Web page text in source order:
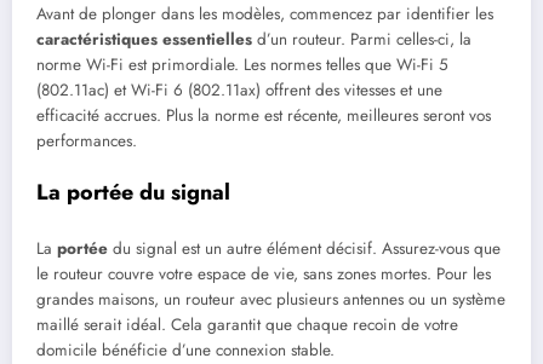
Avant de plonger dans les modèles, commencez par identifier les
caractéristiques essentielles d’un routeur. Parmi celles-ci, la
norme Wi-Fi est primordiale. Les normes telles que Wi-Fi 5
(802.11ac) et Wi-Fi 6 (802.11ax) offrent des vitesses et une
efficacité accrues. Plus la norme est récente, meilleures seront vos
performances.
La portée du signal
La portée du signal est un autre élément décisif. Assurez-vous que
le routeur couvre votre espace de vie, sans zones mortes. Pour les
grandes maisons, un routeur avec plusieurs antennes ou un système
maillé serait idéal. Cela garantit que chaque recoin de votre
domicile bénéficie d’une connexion stable.